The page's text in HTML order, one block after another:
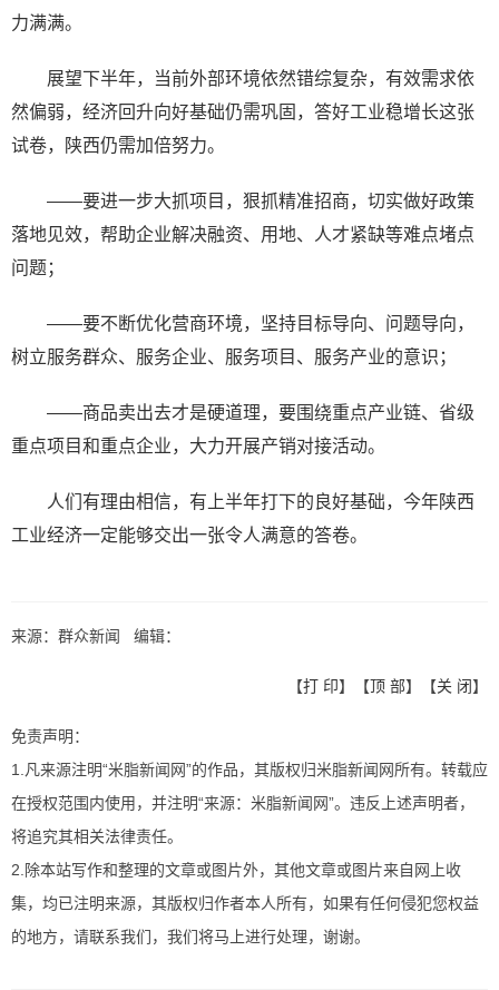
力满满。
展望下半年，当前外部环境依然错综复杂，有效需求依
然偏弱，经济回升向好基础仍需巩固，答好工业稳增长这张
试卷，陕西仍需加倍努力。
——要进一步大抓项目，狠抓精准招商，切实做好政策
落地见效，帮助企业解决融资、用地、人才紧缺等难点堵点
问题；
——要不断优化营商环境，坚持目标导向、问题导向，
树立服务群众、服务企业、服务项目、服务产业的意识；
——商品卖出去才是硬道理，要围绕重点产业链、省级
重点项目和重点企业，大力开展产销对接活动。
人们有理由相信，有上半年打下的良好基础，今年陕西
工业经济一定能够交出一张令人满意的答卷。
来源：群众新闻 编辑：
【打 印】【顶 部】【关 闭】
免责声明：
1.凡来源注明“米脂新闻网”的作品，其版权归米脂新闻网所有。转载应
在授权范围内使用，并注明“来源：米脂新闻网”。违反上述声明者，
将追究其相关法律责任。
2.除本站写作和整理的文章或图片外，其他文章或图片来自网上收
集，均已注明来源，其版权归作者本人所有，如果有任何侵犯您权益
的地方，请联系我们，我们将马上进行处理，谢谢。